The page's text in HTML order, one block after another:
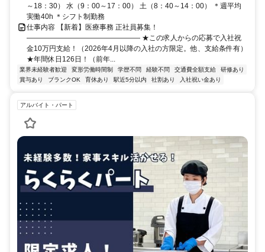
～18：30） 水（9：00～17：00） 土（8：40～14：00） ＊週平均
実働40h ＊シフト制勤務
仕事内容 【新着】医療事務 正社員募集！
―――――――――――――――― ★この求人からの応募で入社祝
金10万円支給！（2026年4月以降の入社の方限定。他、支給条件有）
★年間休日126日！（前年...
業界未経験者歓迎 変形労働時間制 学歴不問 経験不問 交通費全額支給
研修あり
賞与あり
ブランクOK 育休あり 駅近5分以内 社割あり 入社祝い金あり
アルバイト・パート